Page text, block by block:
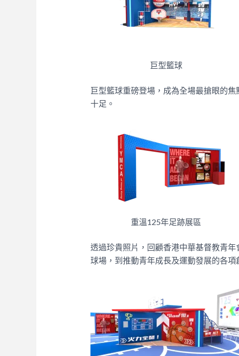
巨型籃球
巨型籃球重磅登場，成為全場最搶眼的
十足。
重溫125年足跡展區
透過珍貴照片，回顧香港中華基督教青
球場，到推動青年成長及運動發展的各項